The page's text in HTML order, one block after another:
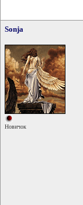
Sonja
Новичок